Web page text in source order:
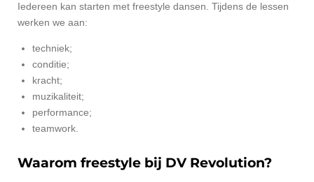
Iedereen kan starten met freestyle dansen. Tijdens de lessen
werken we aan:
techniek;
conditie;
kracht;
muzikaliteit;
performance;
teamwork.
Waarom freestyle bij DV Revolution?